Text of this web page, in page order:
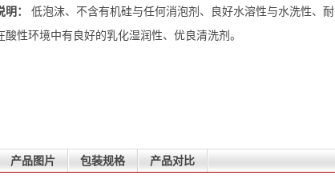
明：
低泡沫、不含有机硅与任何消泡剂、良好水溶性与水洗性、耐
酸性环境中有良好的乳化湿润性、优良清洗剂。
产品图片 包装规格 产品对比